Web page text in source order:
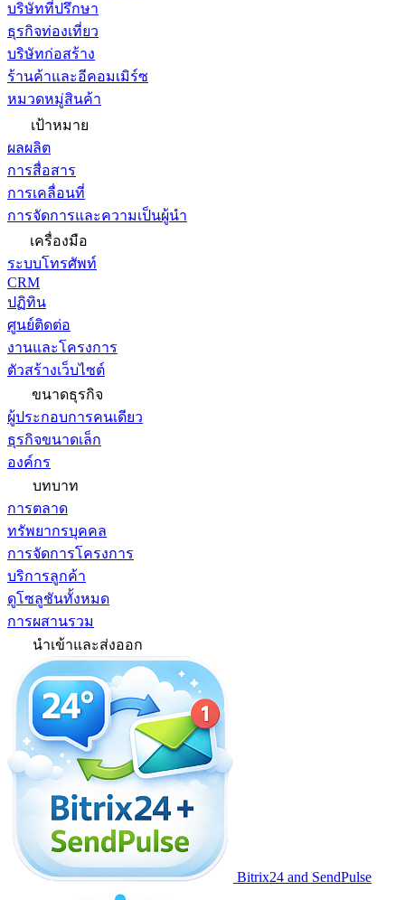
บริษัทที่ปรึกษา
ธุรกิจท่องเที่ยว
บริษัทก่อสร้าง
ร้านค้าและอีคอมเมิร์ซ
หมวดหมู่สินค้า
เป้าหมาย
ผลผลิต
การสื่อสาร
การเคลื่อนที่
การจัดการและความเป็นผู้นำ
เครื่องมือ
ระบบโทรศัพท์
CRM
ปฏิทิน
ศูนย์ติดต่อ
งานและโครงการ
ตัวสร้างเว็บไซต์
ขนาดธุรกิจ
ผู้ประกอบการคนเดียว
ธุรกิจขนาดเล็ก
องค์กร
บทบาท
การตลาด
ทรัพยากรบุคคล
การจัดการโครงการ
บริการลูกค้า
ดูโซลูชันทั้งหมด
การผสานรวม
นำเข้าและส่งออก
Bitrix24 and SendPulse